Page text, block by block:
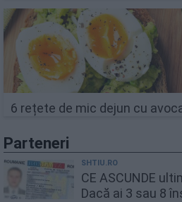
6 rețete de mic dejun cu
Parteneri
SHTIU.RO
CE ASCUNDE
Dacă ai 3 sau 8